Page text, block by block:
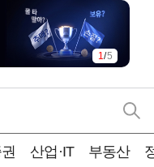
1/5
산업·IT 부동산